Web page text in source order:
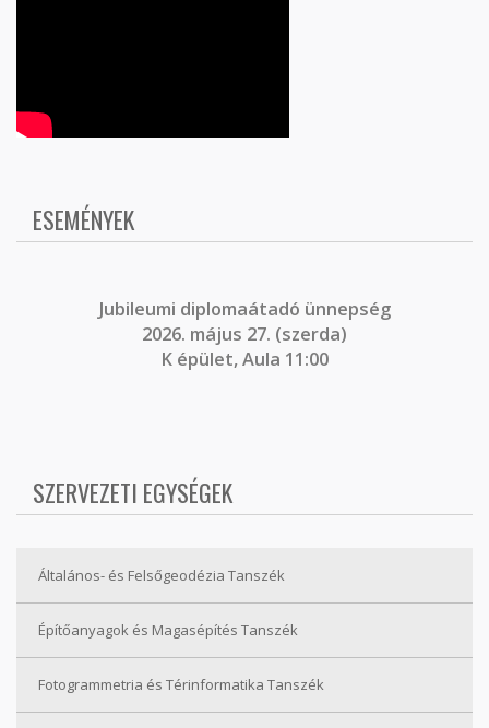
ESEMÉNYEK
Jubileumi diplomaátadó ünnepség
2026. május 27. (szerda)
K épület, Aula 11:00
SZERVEZETI EGYSÉGEK
Általános- és Felsőgeodézia Tanszék
Építőanyagok és Magasépítés Tanszék
Fotogrammetria és Térinformatika Tanszék